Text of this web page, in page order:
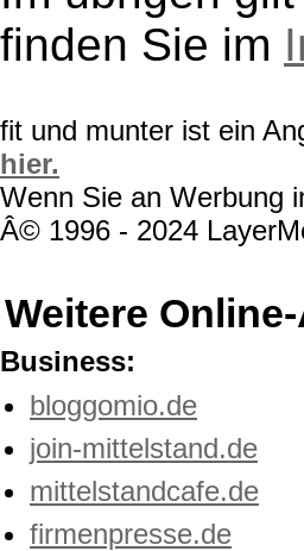
finden Sie im
fit und munter ist ein
hier.
Wenn Sie an Werbung
Â© 1996 - 2024
Weitere
Business:
bloggomio.de
join-mittelstand.de
mittelstandcafe.de
firmenpresse.de